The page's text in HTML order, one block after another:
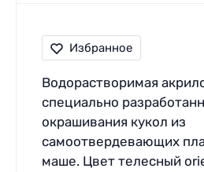
Избранное
Водорастворимая
специально
окрашивания кукол из
самоотвердевающих
маше. Цвет телесный